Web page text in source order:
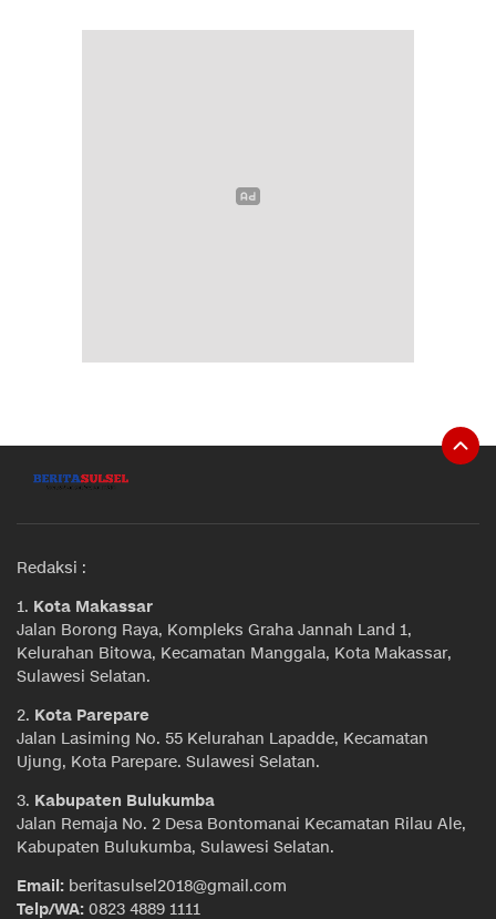
Redaksi :
1. Kota Makassar
Jalan Borong Raya, Kompleks Graha Jannah Land 1,
Kelurahan Bitowa, Kecamatan Manggala, Kota Makassar,
Sulawesi Selatan.
2. Kota Parepare
Jalan Lasiming No. 55 Kelurahan Lapadde, Kecamatan
Ujung, Kota Parepare. Sulawesi Selatan.
3. Kabupaten Bulukumba
Jalan Remaja No. 2 Desa Bontomanai Kecamatan Rilau Ale,
Kabupaten Bulukumba, Sulawesi Selatan.
Email: beritasulsel2018@gmail.com
Telp/WA: 0823 4889 1111